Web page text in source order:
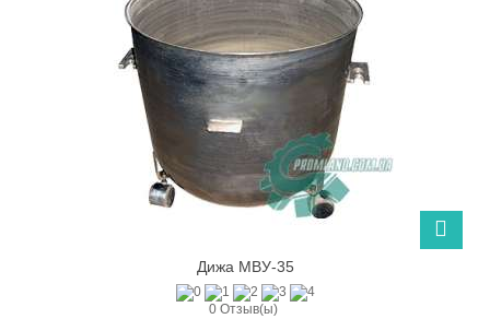
Дижа МВУ-35
0 Отзыв(ы)